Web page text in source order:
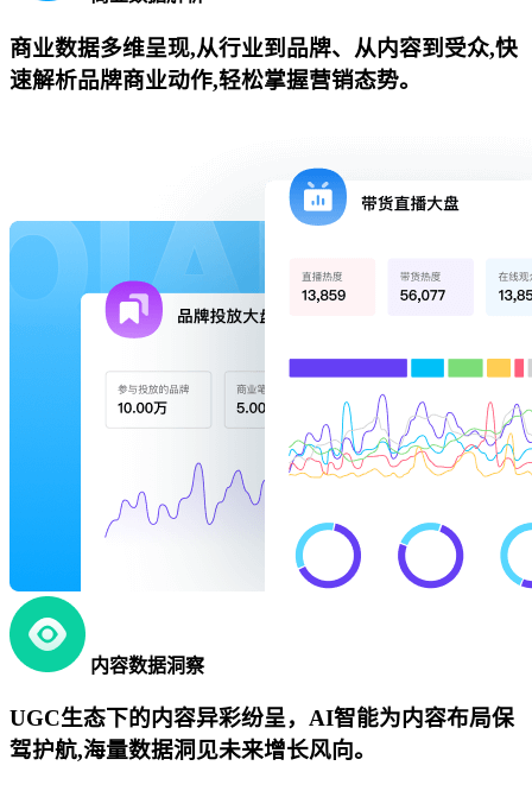
商业数据多维呈现,从行业到品牌、从内容到受众,快
速解析品牌商业动作,轻松掌握营销态势。
内容数据洞察
UGC生态下的内容异彩纷呈，AI智能为内容布局保
驾护航,海量数据洞见未来增长风向。